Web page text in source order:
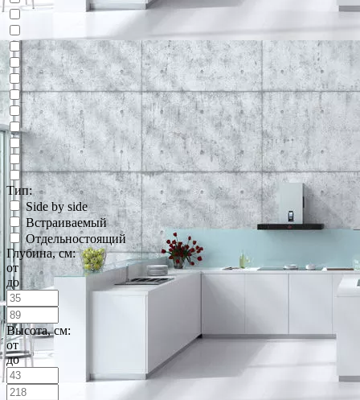
Тип:
Side by side
Встраиваемый
Отдельностоящий
Глубина, см:
от
до
Высота, см:
от
до